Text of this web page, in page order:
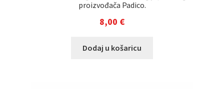
proizvođača Padico.
8,00 €
Dodaj u košaricu